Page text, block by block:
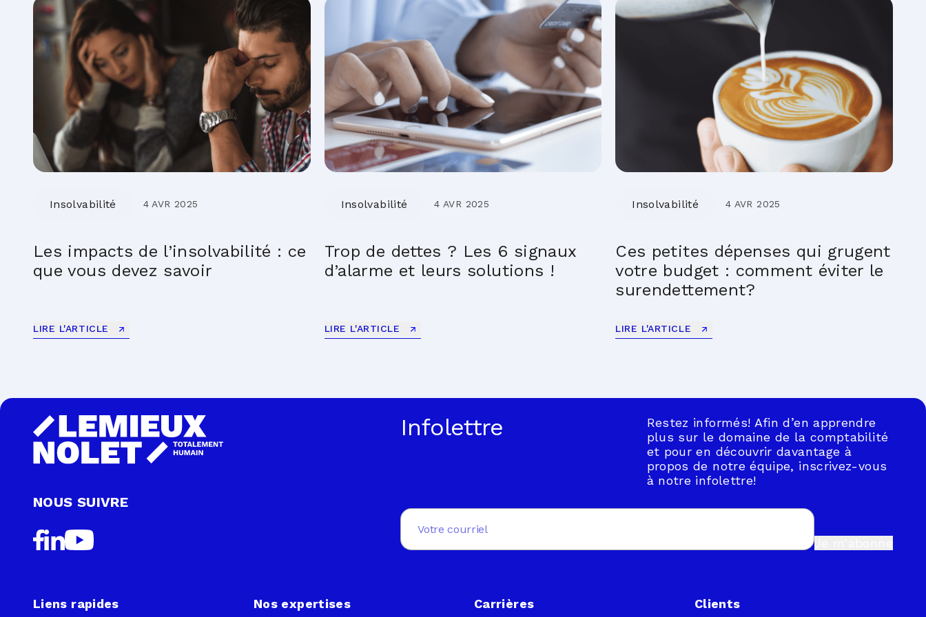
Insolvabilité 4 AVR 2025
Les impacts de l’insolvabilité : ce
que vous devez savoir
LIRE L'ARTICLE
Insolvabilité 4 AVR 2025
Trop de dettes ? Les 6 signaux
d’alarme et leurs solutions !
LIRE L'ARTICLE
Insolvabilité 4 AVR 2025
Ces petites dépenses qui grugent
votre budget : comment éviter le
surendettement?
LIRE L'ARTICLE
NOUS SUIVRE
Infolettre
Restez informés! Afin d’en apprendre
plus sur le domaine de la comptabilité
et pour en découvrir davantage à
propos de notre équipe, inscrivez-vous
à notre infolettre!
Email
Je m'abonne
Liens rapides Nos expertises Carrières Clients